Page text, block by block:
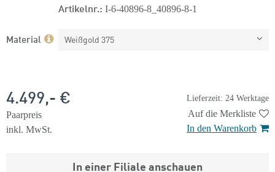
Artikelnr.: I-6-40896-8_40896-8-1
Material Weißgold 375
Lieferzeit: 24 Werktage
4.499,- €
Paarpreis
inkl. MwSt.
Auf die Merkliste
In den Warenkorb
In einer Filiale anschauen